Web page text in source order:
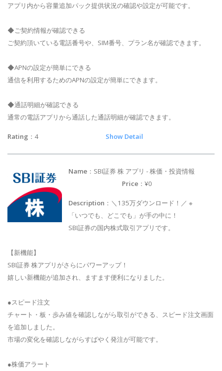
アプリ内から容量追加パック提供状況の確認や設定が可能です。
◆ご契約情報が確認できる
ご契約頂いている電話番号や、SIM番号、プラン名が確認できます。
◆APNの設定が簡単にできる
通信を利用するためのAPNの設定が簡単にできます。
◆通話明細が確認できる
通常の電話アプリから通話した通話明細が確認できます。
Rating ：4 Show Detail
Name ：SBI証券 株 アプリ - 株価・投資情報
Price ：¥0
Description ：＼135万ダウンロード！／ ※
「いつでも、どこでも」が手の中に！
SBI証券の国内株式取引アプリです。
【新機能】
SBI証券 株アプリがさらにパワーアップ！
嬉しい新機能が追加され、ますます便利になりました。
●スピード注文
チャート・板・歩み値を確認しながら取引ができる、スピード注文画面
を追加しました。
市場の変化を確認しながらすばやく発注が可能です。
●株価アラート